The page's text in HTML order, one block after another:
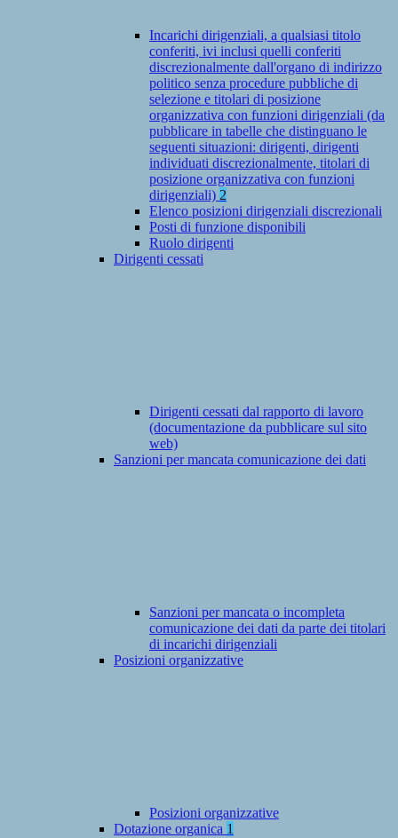
Incarichi dirigenziali, a qualsiasi titolo
conferiti, ivi inclusi quelli conferiti
discrezionalmente dall'organo di indirizzo
politico senza procedure pubbliche di
selezione e titolari di posizione
organizzativa con funzioni dirigenziali (da
pubblicare in tabelle che distinguano le
seguenti situazioni: dirigenti, dirigenti
individuati discrezionalmente, titolari di
posizione organizzativa con funzioni
dirigenziali) 2
Elenco posizioni dirigenziali discrezionali
Posti di funzione disponibili
Ruolo dirigenti
Dirigenti cessati
Dirigenti cessati dal rapporto di lavoro
(documentazione da pubblicare sul sito
web)
Sanzioni per mancata comunicazione dei dati
Sanzioni per mancata o incompleta
comunicazione dei dati da parte dei titolari
di incarichi dirigenziali
Posizioni organizzative
Posizioni organizzative
Dotazione organica 1